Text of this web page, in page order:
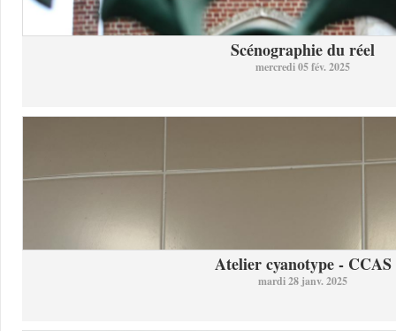
Scénographie du réel
mercredi 05 fév. 2025
Atelier cyanotype - CCAS
mardi 28 janv. 2025